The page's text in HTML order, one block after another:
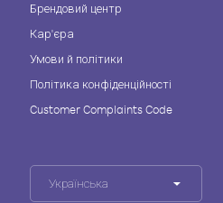
Брендовий центр
Кар'єра
Умови й політики
Політика конфіденційності
Customer Complaints Code
Українська